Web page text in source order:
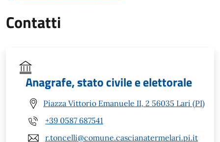
Contatti
Anagrafe, stato civile e elettorale
Piazza Vittorio Emanuele II, 2 56035 Lari (PI)
+39 0587 687541
r.toncelli@comune.cascianatermelari.pi.it